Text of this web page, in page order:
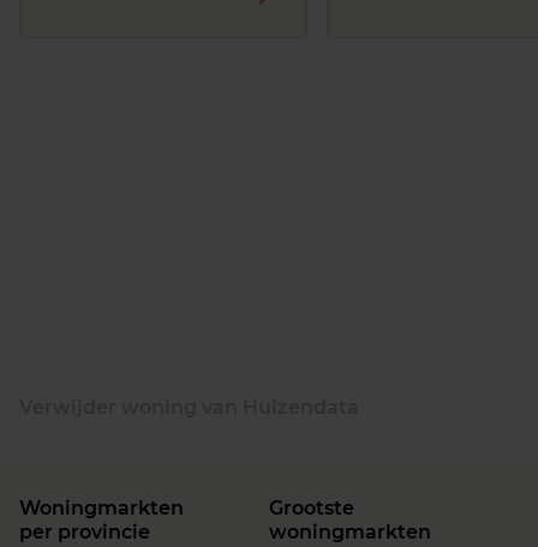
Woningmarkten
per provincie
Grootste
woningmarkten